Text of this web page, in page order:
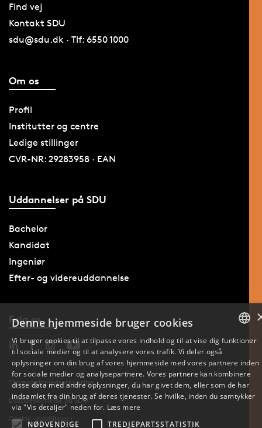
Find vej
Kontakt SDU
sdu@sdu.dk · Tlf: 6550 1000
Om os
Profil
Institutter og centre
Ledige stillinger
CVR-NR: 29283958 · EAN
Uddannelser på SDU
Bachelor
Kandidat
Ingeniør
Efter- og videreuddannelse
Følg os
Tilgængelighedserklæring
Databeskyttelse på SDU
Cookie-indstillinger
ENGLISH
Denne hjemmeside bruger cookies
Vi bruger cookies til at tilpasse vores indhold og til at vise dig funktioner
til sociale medier og til at analysere vores trafik. Vi deler også
oplysninger om din brug af vores hjemmeside med vores partnere inden
for sociale medier og analysepartnere. Vores partnere kan kombinere
disse data med andre oplysninger, du har givet dem, eller som de har
indsamlet fra din brug af deres tjenester. Se hvilke, inden du samtykker
via "Vis detaljer" neden for. Læs mere
NØDVENDIGE
TREDJEPARTSSTATISTIK